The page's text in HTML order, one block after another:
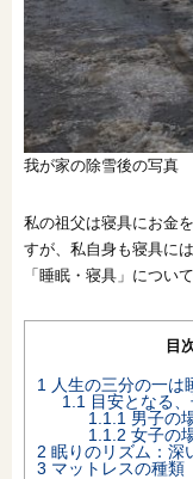
我が家の除雪後の写真
私の祖父は寝具にお金
すが、私自身も寝具に
「睡眠・寝具」につい
目
1
人生の三分の一は
1.1 目安となる
1.1.1 男子の
1.1.2 女子の
2 眠りのリズム：深
3 マットレスの種類